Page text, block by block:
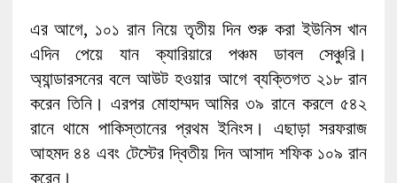
এর আগে, ১০১ রান নিয়ে তৃতীয় দিন শুরু করা ইউনিস খান
এদিন পেয়ে যান ক্যারিয়ারে পঞ্চম ডাবল সেঞ্চুরি।
অ্যান্ডারসনের বলে আউট হওয়ার আগে ব্যক্তিগত ২১৮ রান
করেন তিনি। এরপর মোহাম্মদ আমির ৩৯ রানে করলে ৫৪২
রানে থামে পাকিস্তানের প্রথম ইনিংস। এছাড়া সরফরাজ
আহমদ ৪৪ এবং টেস্টের দ্বিতীয় দিন আসাদ শফিক ১০৯ রান
করেন।